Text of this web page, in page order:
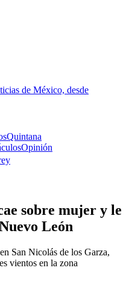
de México, desde
Quintana
Opinión
sobre mujer y le
León
San Nicolás de los Garza,
vientos en la zona